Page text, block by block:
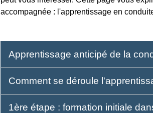
accompagnée : l'apprentissage en
Apprentissage anticipé de la
Comment se déroule
1ère étape : formation initiale